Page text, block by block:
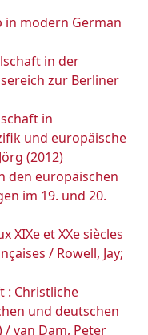
in modern German
in der
zur Berliner
in
und europäische
(2012)
den europäischen
im 19. und 20.
XIXe et XXe siècles
/ Rowell, Jay;
: Christliche
und deutschen
/ van Dam, Peter